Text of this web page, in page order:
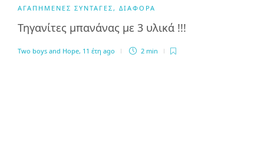
ΑΓΑΠΗΜΈΝΕΣ ΣΥΝΤΑΓΈΣ, ΔΙΆΦΟΡΑ
Τηγανίτες μπανάνας με 3 υλικά !!!
Two boys and Hope, 11 έτη ago 2 min